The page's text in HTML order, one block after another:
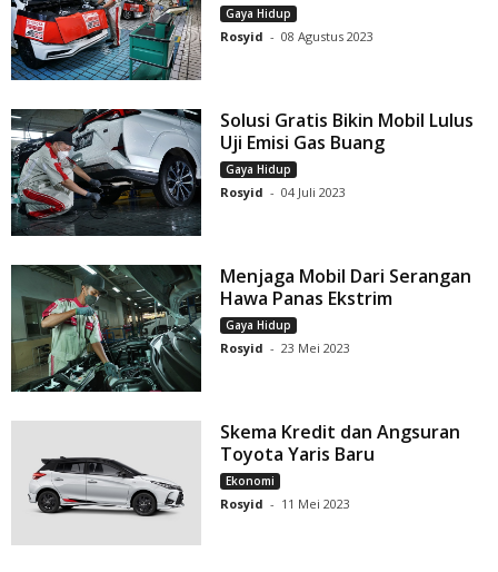
Gaya Hidup
Rosyid - 08 Agustus 2023
Solusi Gratis Bikin Mobil Lulus
Uji Emisi Gas Buang
Gaya Hidup
Rosyid - 04 Juli 2023
Menjaga Mobil Dari Serangan
Hawa Panas Ekstrim
Gaya Hidup
Rosyid - 23 Mei 2023
Skema Kredit dan Angsuran
Toyota Yaris Baru
Ekonomi
Rosyid - 11 Mei 2023